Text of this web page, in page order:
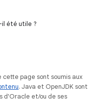
il été utile ?
page sont soumis aux
. Java et OpenJDK sont
d'Oracle et/ou de ses